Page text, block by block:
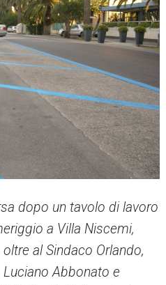
dopo un tavolo di lavoro
a Villa Niscemi,
al Sindaco Orlando,
Luciano Abbonato e